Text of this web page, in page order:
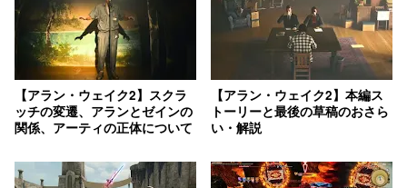
【アラン・ウェイク2】スクラ
ッチの変遷、アランとゼインの
関係、アーティの正体について
【アラン・ウェイク2】本編ス
トーリーと最後の草稿のおさら
い・解説